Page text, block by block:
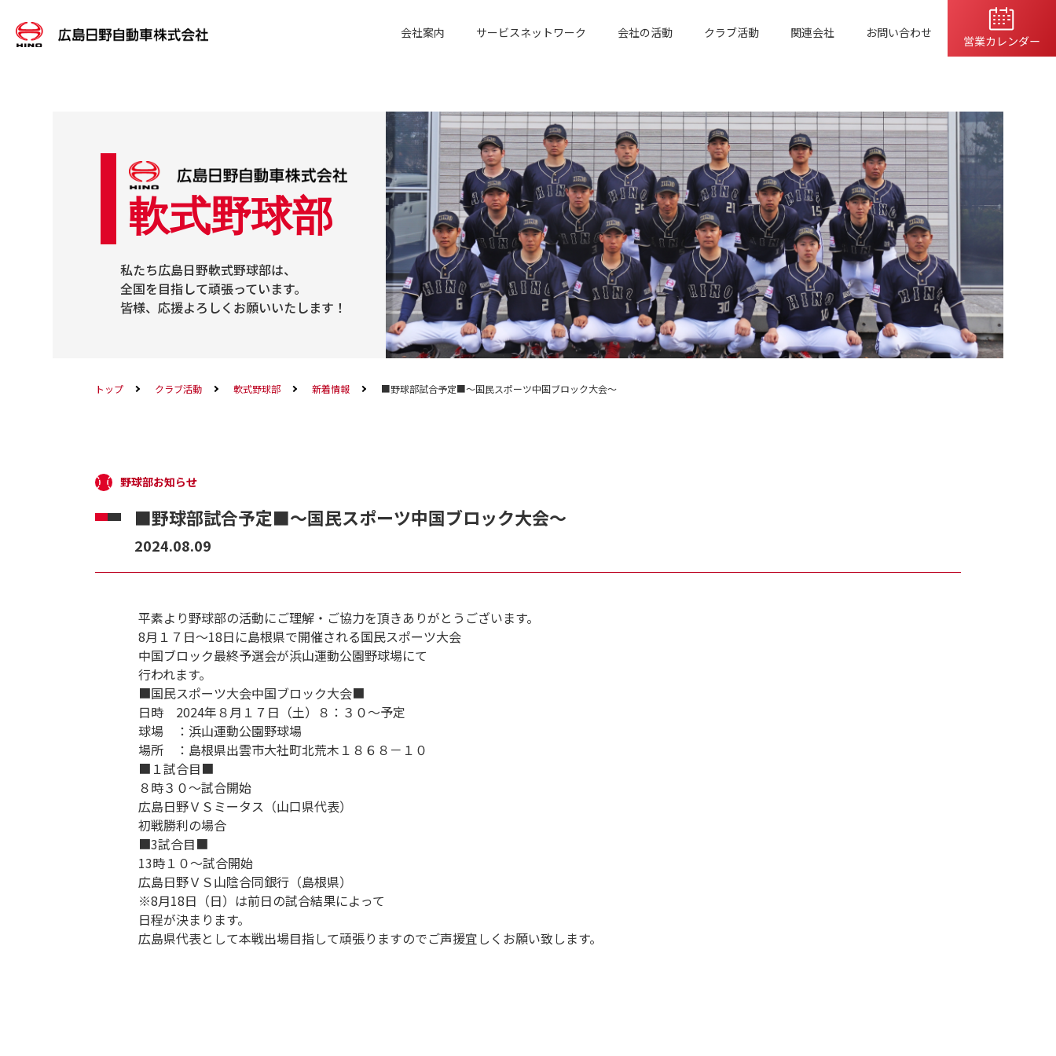
会社案内 サービスネットワーク 会社の活動 クラブ活動 関連会社 お問い合わせ
軟式野球部
私たち広島日野軟式野球部は、
全国を目指して頑張っています。
皆様、応援よろしくお願いいたします！
トップ クラブ活動 軟式野球部 新着情報 ■野球部試合予定■～国民スポーツ中国ブロック大会～
野球部お知らせ
■野球部試合予定■～国民スポーツ中国ブロック大会～
2024.08.09
平素より野球部の活動にご理解・ご協力を頂きありがとうございます。
8月１７日～18日に島根県で開催される国民スポーツ大会
中国ブロック最終予選会が浜山運動公園野球場にて
行われます。
■国民スポーツ大会中国ブロック大会■
日時 2024年８月１７日（土）８：３０～予定
球場 ：浜山運動公園野球場
場所 ：島根県出雲市大社町北荒木１８６８－１０
■１試合目■
８時３０～試合開始
広島日野ＶＳミータス（山口県代表）
初戦勝利の場合
■3試合目■
13時１０～試合開始
広島日野ＶＳ山陰合同銀行（島根県）
※8月18日（日）は前日の試合結果によって
日程が決まります。
広島県代表として本戦出場目指して頑張りますのでご声援宜しくお願い致します。